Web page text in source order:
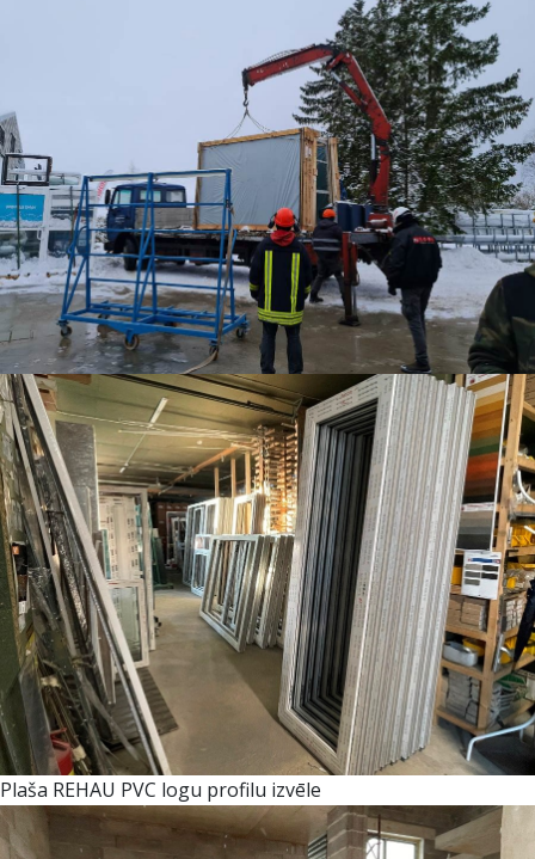
Plaša REHAU PVC logu profilu izvēle